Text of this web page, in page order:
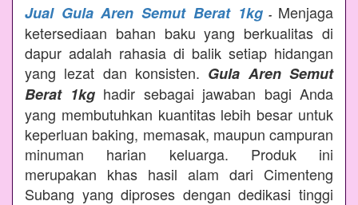
Jual Gula Aren Semut Berat 1kg- Menjaga
ketersediaan bahan baku yang berkualitas di
dapur adalah rahasia di balik setiap hidangan
yang lezat dan konsisten. Gula Aren Semut
Berat 1kghadir sebagai jawaban bagi Anda
yang membutuhkan kuantitas lebih besar untuk
keperluan baking, memasak, maupun campuran
minuman harian keluarga. Produk ini
merupakan khas hasil alam dari Cimenteng
Subang yang diproses dengan dedikasi tinggi